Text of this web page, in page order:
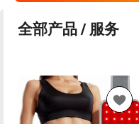
全部产品 / 服务